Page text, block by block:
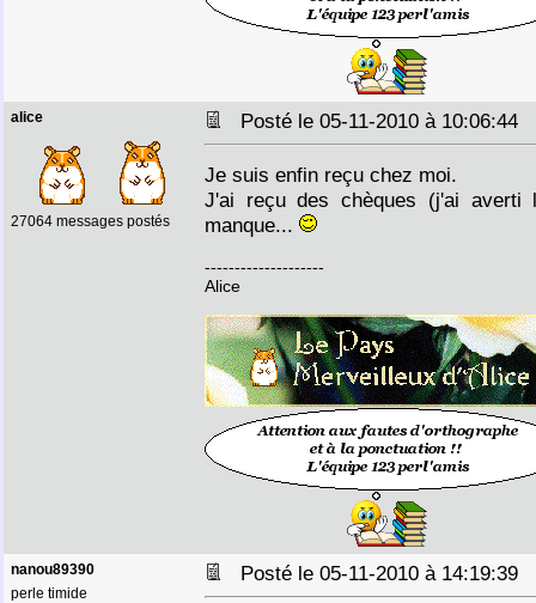
alice
27064 messages postés
Posté le 05-11-2010 à 10:06:44
Je suis enfin reçu chez moi.
J'ai reçu des chèques (j'ai averti
manque...
--------------------
Alice
nanou89390
perle timide
Posté le 05-11-2010 à 14:19:39